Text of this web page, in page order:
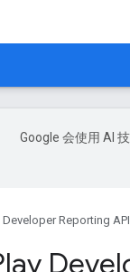
Google 会使用 AI
Developer Reporting API